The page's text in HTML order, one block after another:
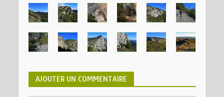
AJOUTER UN COMMENTAIRE